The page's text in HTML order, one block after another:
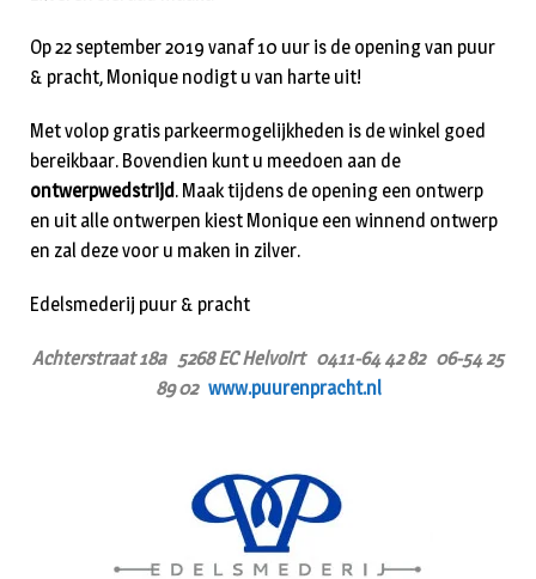
Op 22 september 2019 vanaf 10 uur is de opening van puur
& pracht, Monique nodigt u van harte uit!
Met volop gratis parkeermogelijkheden is de winkel goed
bereikbaar. Bovendien kunt u meedoen aan de
ontwerpwedstrijd. Maak tijdens de opening een ontwerp
en uit alle ontwerpen kiest Monique een winnend ontwerp
en zal deze voor u maken in zilver.
Edelsmederij puur & pracht
Achterstraat 18a 5268 EC Helvoirt 0411-64 42 82 06-54 25
89 02 www.puurenpracht.nl